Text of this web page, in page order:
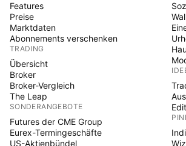
Features
Preise
Marktdaten
Abonnements verschenken
TRADING
Übersicht
Broker
Broker-Vergleich
The Leap
SONDERANGEBOTE
Futures der CME Group
Eurex-Termingeschäfte
US-Aktienbündel